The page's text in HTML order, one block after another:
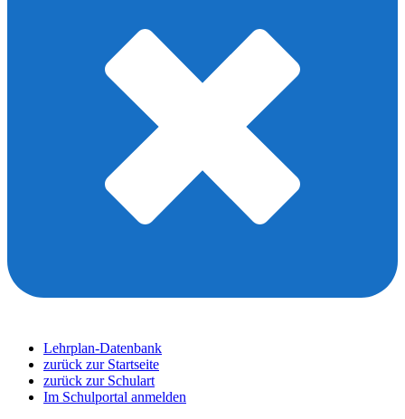
Lehrplan-Datenbank
zurück zur Startseite
zurück zur Schulart
Im Schulportal anmelden